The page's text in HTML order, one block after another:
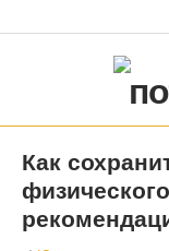
Как